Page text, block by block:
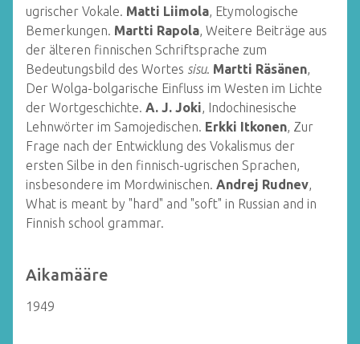
ugrischer Vokale. Matti Liimola, Etymologische
Bemerkungen. Martti Rapola, Weitere Beiträge aus
der älteren finnischen Schriftsprache zum
Bedeutungsbild des Wortes sisu. Martti Räsänen,
Der Wolga-bolgarische Einfluss im Westen im Lichte
der Wortgeschichte. A. J. Joki, Indochinesische
Lehnwörter im Samojedischen. Erkki Itkonen, Zur
Frage nach der Entwicklung des Vokalismus der
ersten Silbe in den finnisch-ugrischen Sprachen,
insbesondere im Mordwinischen. Andrej Rudnev,
What is meant by "hard" and "soft" in Russian and in
Finnish school grammar.
Aikamääre
1949